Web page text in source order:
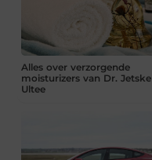
Alles over verzorgende
moisturizers van Dr. Jetske
Ultee